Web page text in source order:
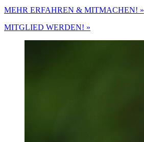
MEHR ERFAHREN & MITMACHEN! »
MITGLIED WERDEN! »